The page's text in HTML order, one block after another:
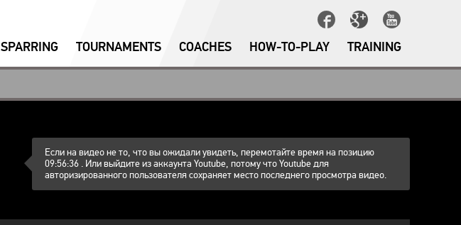
SPARRING ТOURNAMENTS COACHES HOW-TO-PLAY TRAINING
Если на видео не то, что вы ожидали увидеть, перемотайте время на позицию
09:56:36 . Или выйдите из аккаунта Youtube, потому что Youtube для
авторизированного пользователя сохраняет место последнего просмотра видео.